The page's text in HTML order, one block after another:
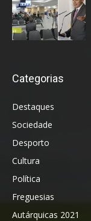
Categorias
Destaques
Sociedade
Desporto
Cultura
Política
Freguesias
Autárquicas 2021